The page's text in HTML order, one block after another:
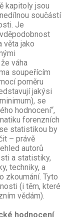
kapitoly jsou
součástí
Je
věta jako
váha
soupeřícím
poměru
jakýsi
se
hodnocení“,
forenzních
statistikou by
– právě
autorů
a statistiky,
techniky, a
zkoumání. Tyto
(i těm, které
vědám).
hodnocení